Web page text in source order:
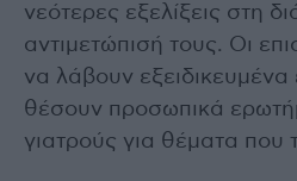
νεότερες εξελίξεις στη
αντιμετώπισή τους. Οι
να λάβουν εξειδικευμένα
θέσουν προσωπικά
γιατρούς για θέματα που